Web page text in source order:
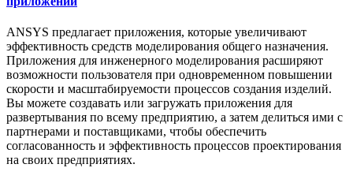
ANSYS предлагает приложения, которые увеличивают
эффективность средств моделирования общего назначения.
Приложения для инженерного моделирования расширяют
возможности пользователя при одновременном повышении
скорости и масштабируемости процессов создания изделий.
Вы можете создавать или загружать приложения для
развертывания по всему предприятию, а затем делиться ими с
партнерами и поставщиками, чтобы обеспечить
согласованность и эффективность процессов проектирования
на своих предприятиях.